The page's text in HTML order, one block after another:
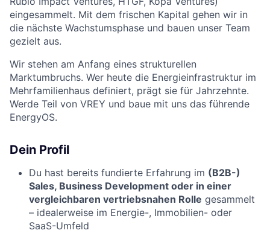
eingesammelt. Mit dem frischen Kapital gehen wir in
die nächste Wachstumsphase und bauen unser Team
gezielt aus.
Wir stehen am Anfang eines strukturellen
Marktumbruchs. Wer heute die Energieinfrastruktur im
Mehrfamilienhaus definiert, prägt sie für Jahrzehnte.
Werde Teil von VREY und baue mit uns das führende
EnergyOS.
Dein Profil
Du hast bereits fundierte Erfahrung im (B2B-)
Sales, Business Development oder in einer
vergleichbaren vertriebsnahen Rolle gesammelt
– idealerweise im Energie-, Immobilien- oder
SaaS-Umfeld